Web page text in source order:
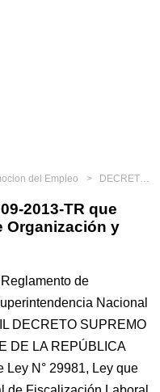
del Empleo DECRETO SUPREMO N° 009-2013-TR que modifica el Reglamento de Organización y Funciones de la
2013-TR que
Organización y
de
Nacional
DECRETO SUPREMO
DE LA REPÚBLICA
Ley N° 29981, Ley que